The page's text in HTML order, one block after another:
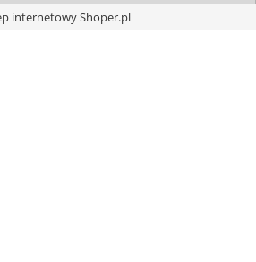
internetowy Shoper.pl